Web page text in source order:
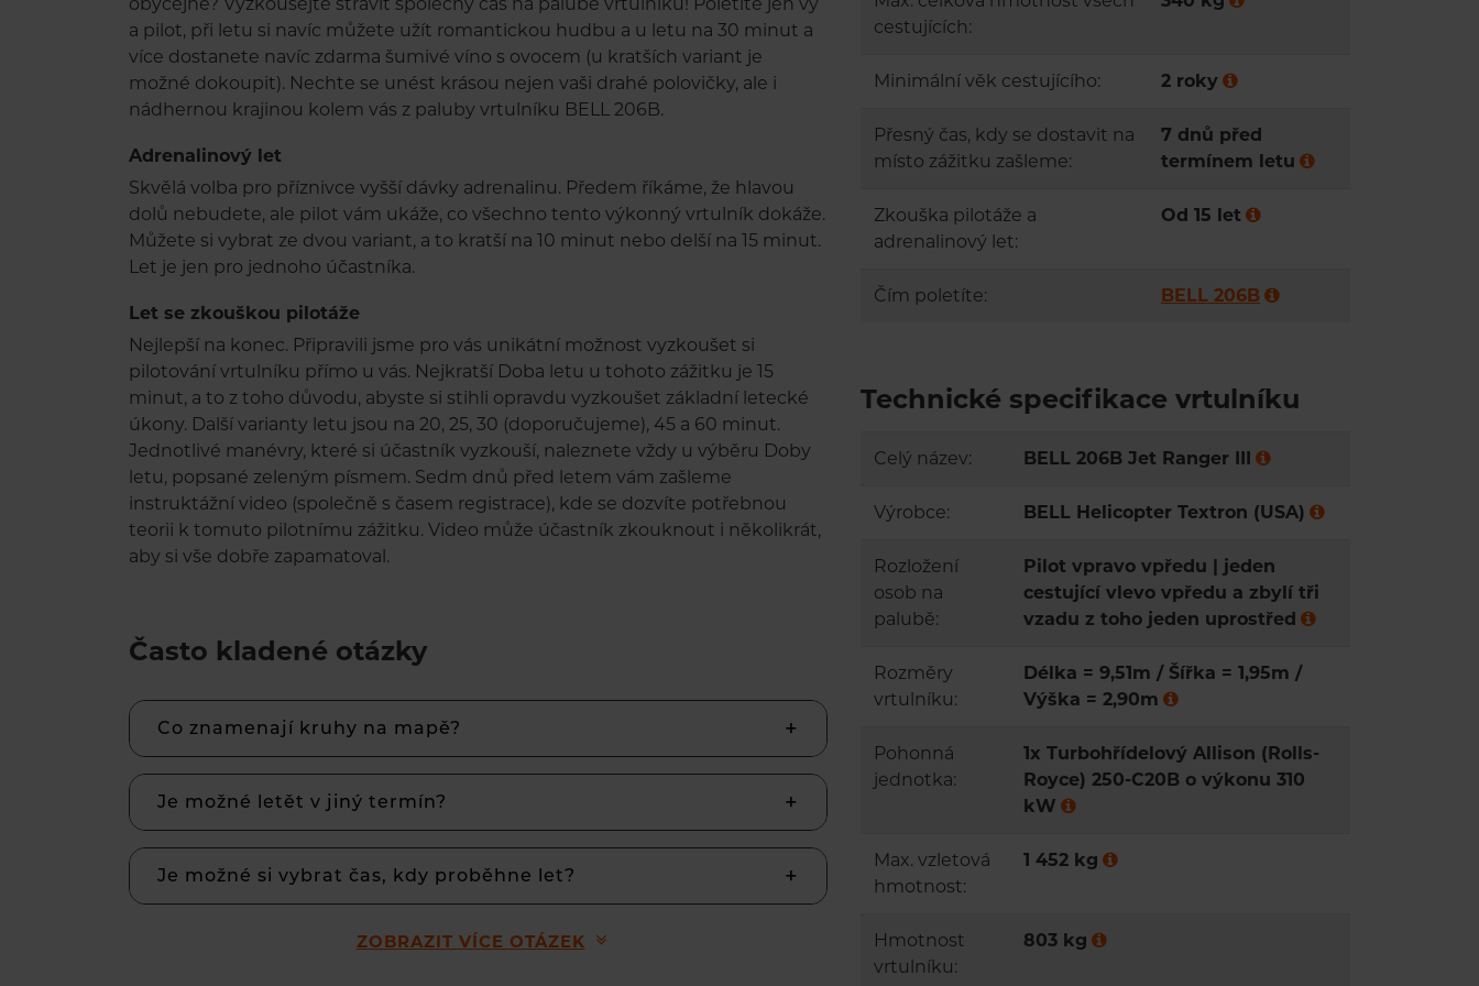
a pilot, při letu si navíc můžete užít romantickou hudbu a u letu na 30 minut a
více dostanete navíc zdarma šumivé víno s ovocem (u kratších variant je
možné dokoupit). Nechte se unést krásou nejen vaši drahé polovičky, ale i
nádhernou krajinou kolem vás z paluby vrtulníku BELL 206B.
Adrenalinový let
Skvělá volba pro příznivce vyšší dávky adrenalinu. Předem říkáme, že hlavou
dolů nebudete, ale pilot vám ukáže, co všechno tento výkonný vrtulník dokáže.
Můžete si vybrat ze dvou variant, a to kratší na 10 minut nebo delší na 15 minut.
Let je jen pro jednoho účastníka.
Let se zkouškou pilotáže
Nejlepší na konec. Připravili jsme pro vás unikátní možnost vyzkoušet si
pilotování vrtulníku přímo u vás. Nejkratší Doba letu u tohoto zážitku je 15
minut, a to z toho důvodu, abyste si stihli opravdu vyzkoušet základní letecké
úkony. Další varianty letu jsou na 20, 25, 30 (doporučujeme), 45 a 60 minut.
Jednotlivé manévry, které si účastník vyzkouší, naleznete vždy u výběru Doby
letu, popsané zeleným písmem. Sedm dnů před letem vám zašleme
instruktážní video (společně s časem registrace), kde se dozvíte potřebnou
teorii k tomuto pilotnímu zážitku. Video může účastník zkouknout i několikrát,
aby si vše dobře zapamatoval.
Často kladené otázky
Co znamenají kruhy na mapě?
Je možné letět v jiný termín?
Je možné si vybrat čas, kdy proběhne let?
ZOBRAZIT VÍCE OTÁZEK
cestujících:
Minimální věk cestujícího: 2 roky
Přesný čas, kdy se dostavit na
místo zážitku zašleme:
7 dnů před
termínem letu
Zkouška pilotáže a
adrenalinový let:
Od 15 let
Čím poletíte: BELL 206B
Technické specifikace vrtulníku
Celý název: BELL 206B Jet Ranger III
Výrobce: BELL Helicopter Textron (USA)
Rozložení
osob na
palubě:
Pilot vpravo vpředu | jeden
cestující vlevo vpředu a zbylí tři
vzadu z toho jeden uprostřed
Rozměry
vrtulníku:
Délka = 9,51m / Šířka = 1,95m /
Výška = 2,90m
Pohonná
jednotka:
1x Turbohřídelový Allison (Rolls-
Royce) 250-C20B o výkonu 310
kW
Max. vzletová
hmotnost:
1 452 kg
Hmotnost
vrtulníku:
803 kg